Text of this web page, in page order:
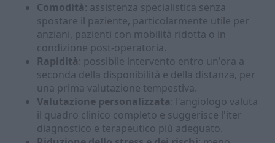
Comodità: assistenza specialistica senza
spostare il paziente, particolarmente utile per
anziani, pazienti con mobilità ridotta o in
condizione post-operatoria.
Rapidità: possibile intervento entro un'ora a
seconda della disponibilità e della distanza, per
una prima valutazione tempestiva.
Valutazione personalizzata: l'angiologo valuta
il quadro clinico completo e suggerisce l'iter
diagnostico e terapeutico più adeguato.